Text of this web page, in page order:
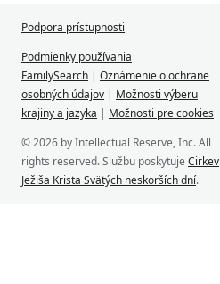
Podpora prístupnosti
Podmienky používania
FamilySearch | Oznámenie o ochrane
osobných údajov | Možnosti výberu
krajiny a jazyka | Možnosti pre cookies
© 2026 by Intellectual Reserve, Inc. All
rights reserved. Službu poskytuje Cirkev
Ježiša Krista Svätých neskorších dní.